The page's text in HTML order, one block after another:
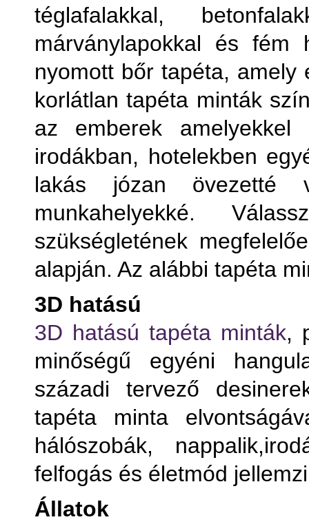
téglafalakkal,
márványlapokkal és fém
nyomott bőr tapéta, amely
korlátlan tapéta minták
az emberek
irodákban, hotelekben
lakás józan övezetté
munkahelyekké.
szükségletének
alapján. Az alábbi tapéta
3D hatású
3D hatású tapéta minták,
minőségű egyéni
századi tervező
tapéta minta
hálószobák,
felfogás és életmód
Állatok